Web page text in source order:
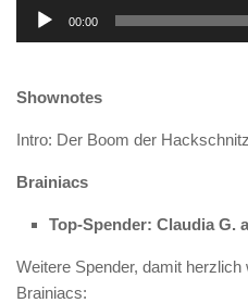
Audio-
00:00
Shownotes
Intro: Der Boom der
Brainiacs
Top-Spender: Claudia G.
Weitere Spender, damit
Brainiacs: